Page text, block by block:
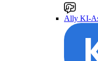
Ally KI-